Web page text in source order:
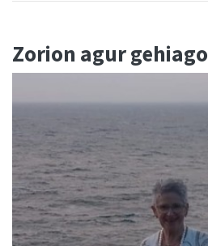
Zorion agur gehiago